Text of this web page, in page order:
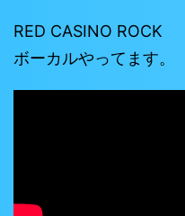
RED CASINO ROCK
ボーカルやってます。